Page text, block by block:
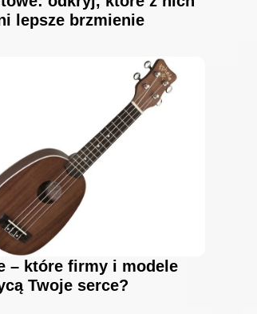
lepsze brzmienie
– które firmy i modele
Twoje serce?